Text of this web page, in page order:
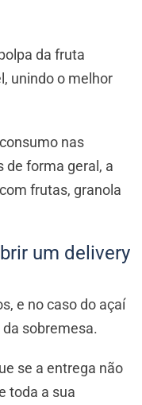
da fruta
unindo o melhor
nas
de forma geral, a
frutas, granola
um delivery
e no caso do açaí
sobremesa.
se a entrega não
toda a sua